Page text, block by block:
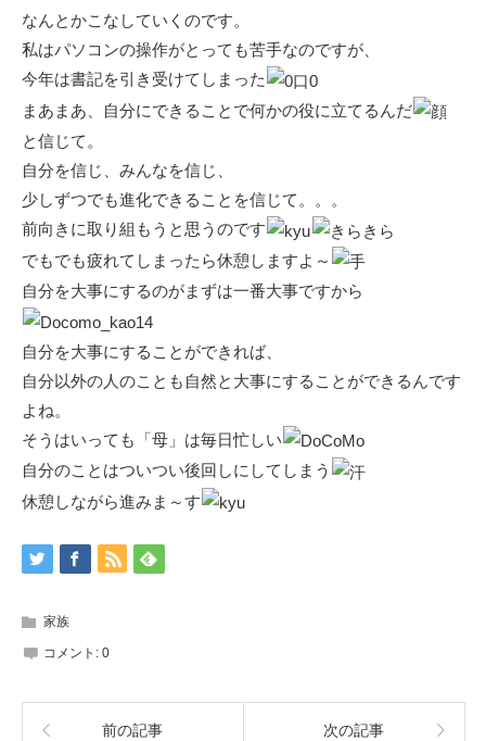
なんとかこなしていくのです。
私はパソコンの操作がとっても苦手なのですが、
今年は書記を引き受けてしまった
まあまあ、自分にできることで何かの役に立てるんだ
と信じて。
自分を信じ、みんなを信じ、
少しずつでも進化できることを信じて。。。
前向きに取り組もうと思うのです
でもでも疲れてしまったら休憩しますよ～
自分を大事にするのがまずは一番大事ですから
自分を大事にすることができれば、
自分以外の人のことも自然と大事にすることができるんです
よね。
そうはいっても「母」は毎日忙しい
自分のことはついつい後回しにしてしまう
休憩しながら進みま～す
家族
コメント: 0
前の記事 次の記事